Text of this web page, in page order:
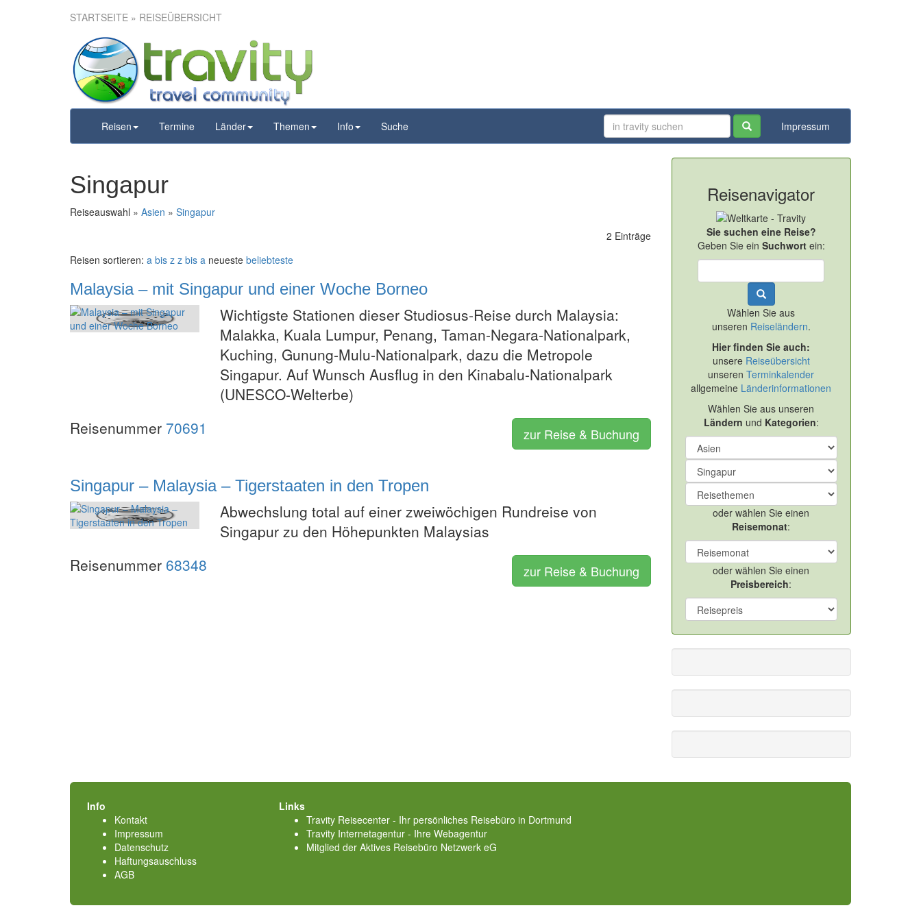
STARTSEITE » REISEÜBERSICHT
Reisen Termine Länder Themen Info Suche Impressum
Singapur
Reiseauswahl » Asien » Singapur
2 Einträge
Reisen sortieren: a bis z z bis a neueste beliebteste
Malaysia – mit Singapur und einer Woche Borneo
Wichtigste Stationen dieser Studiosus-Reise durch Malaysia:
Malakka, Kuala Lumpur, Penang, Taman-Negara-Nationalpark,
Kuching, Gunung-Mulu-Nationalpark, dazu die Metropole
Singapur. Auf Wunsch Ausflug in den Kinabalu-Nationalpark
(UNESCO-Welterbe)
Reisenummer 70691 zur Reise & Buchung
Singapur – Malaysia – Tigerstaaten in den Tropen
Abwechslung total auf einer zweiwöchigen Rundreise von
Singapur zu den Höhepunkten Malaysias
Reisenummer 68348 zur Reise & Buchung
Reisenavigator
Sie suchen eine Reise?
Geben Sie ein Suchwortein:
Wählen Sie aus
unseren Reiseländern.
Hier finden Sie auch:
unsere Reiseübersicht
unserenTerminkalender
allgemeine Länderinformationen
Wählen Sie aus unseren
Ländern und Kategorien:
oder wählen Sie einen
Reisemonat:
oder wählen Sie einen
Preisbereich:
Info
Kontakt
Impressum
Datenschutz
Haftungsauschluss
AGB
Links
Travity Reisecenter - Ihr persönliches Reisebüro in Dortmund
Travity Internetagentur - Ihre Webagentur
Mitglied der Aktives Reisebüro Netzwerk eG